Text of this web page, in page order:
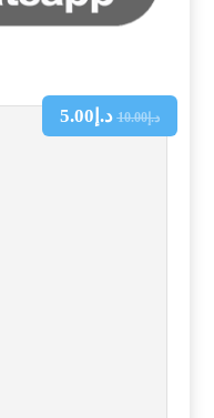
د.إ10.00 د.إ 5.00